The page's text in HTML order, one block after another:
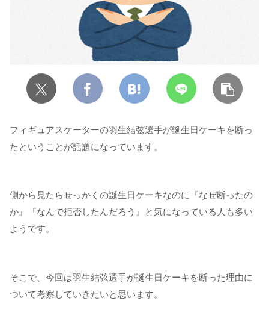
フィギュアスケーターの羽生結弦選手が誕生日ケーキを断っ
たということが話題になっています。
側から見たらせっかくの誕生日ケーキなのに『なぜ断ったの
か』『なんで拒否したんだろう』と気になっている人も多い
ようです。
そこで、今回は羽生結弦選手が誕生日ケーキを断った理由に
ついて考察していきたいと思います。